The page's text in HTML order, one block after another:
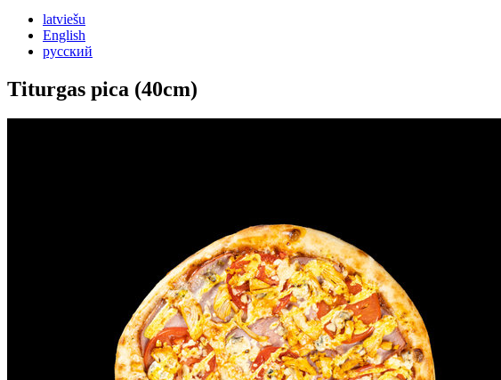
latviešu
English
русский
Titurgas pica (40cm)